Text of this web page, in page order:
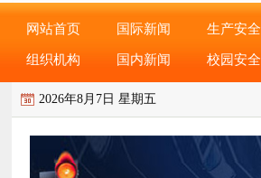
网站首页 国际新闻 生产安全
组织机构 国内新闻 校园安全
2026年8月7日 星期五